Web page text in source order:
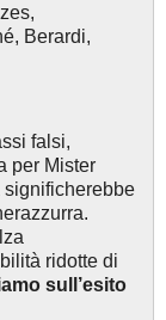
Berardi,
falsi,
per Mister
significherebbe
ridotte di
sull’esito